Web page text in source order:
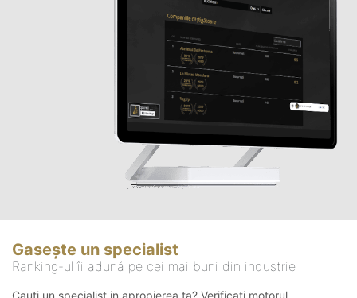
Gasește un specialist
Ranking-ul îi adună pe cei mai buni din industrie
Cauți un specialist in apropierea ta? Verificați motorul